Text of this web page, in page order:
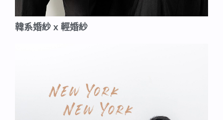
韓系婚紗 x 輕婚紗